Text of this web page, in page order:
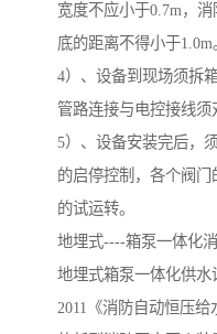
宽度不应小于0.7m，
底的距离不得小于1.0m
4）、设备到现场须拆
管路连接与电控接线须
5）、设备安装完后，
的启停控制，各个阀
的试运转。
地埋式----箱泵一体化
地埋式箱泵一体化供水
2011《消防自动恒压给